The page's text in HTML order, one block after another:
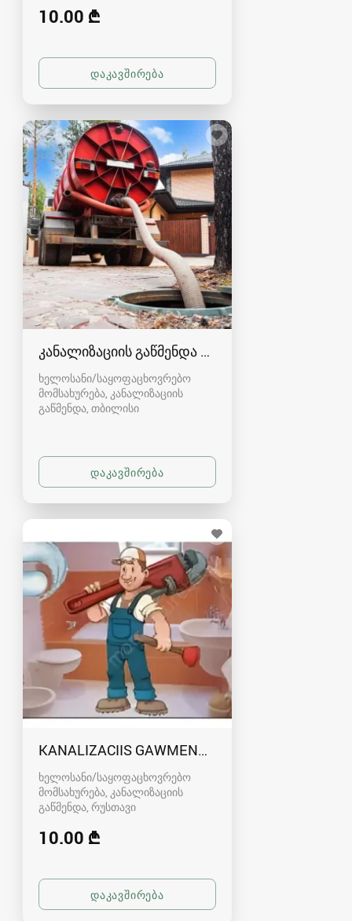
10.00 ₾
კანალიზაციის გაწმენდა თბილისი 557554000
ხელოსანი/საყოფაცხოვრებო
მომსახურება, კანალიზაციის
გაწმენდა თბილისი
KANALIZACIIS GAWMENDA RUSTAVSHI -
ხელოსანი/საყოფაცხოვრებო
მომსახურება, კანალიზაციის
გაწმენდა რუსთავი
10.00 ₾